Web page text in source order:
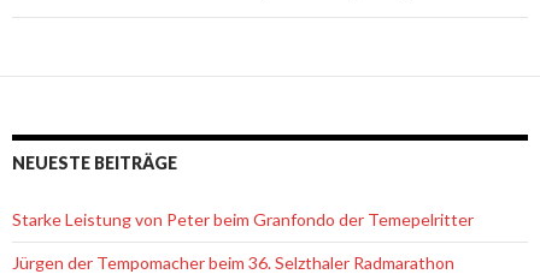
NEUESTE BEITRÄGE
Starke Leistung von Peter beim Granfondo der Temepelritter
Jürgen der Tempomacher beim 36. Selzthaler Radmarathon